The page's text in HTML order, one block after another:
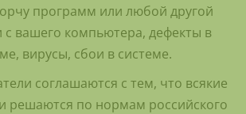
программ или любой другой
вашего компьютера, дефекты в
вирусы, сбои в системе.
соглашаются с тем, что всякие
решаются по нормам российского